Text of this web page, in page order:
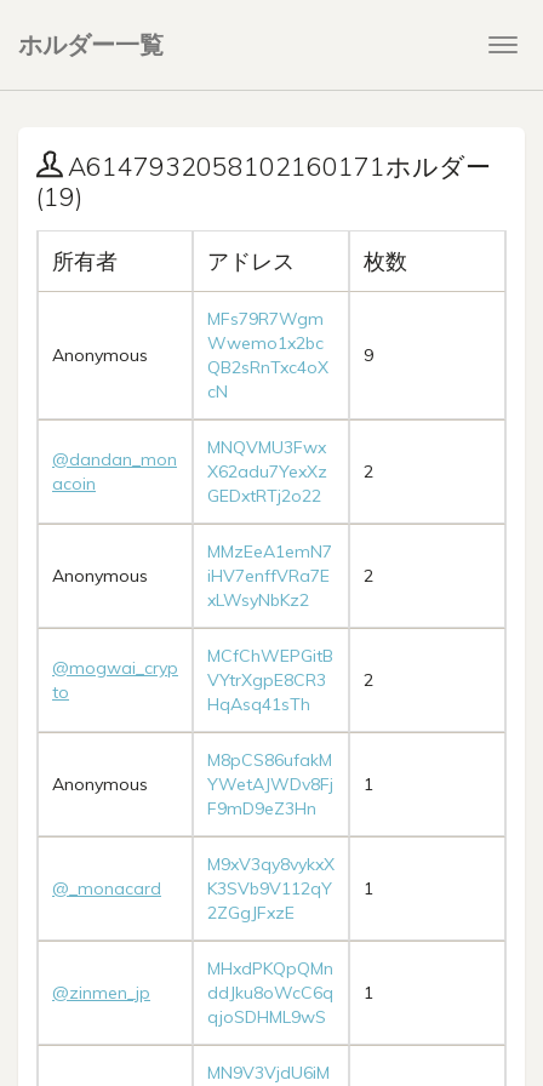
ホルダー一覧
A6147932058102160171ホルダー
(19)
所有者 アドレス 枚数
Anonymous
MFs79R7Wgm
Wwemo1x2bc
QB2sRnTxc4oX
cN
9
@dandan_mon
acoin
MNQVMU3Fwx
X62adu7YexXz
GEDxtRTj2o22
2
Anonymous
MMzEeA1emN7
iHV7enffVRa7E
xLWsyNbKz2
2
@mogwai_cryp
to
MCfChWEPGitB
VYtrXgpE8CR3
HqAsq41sTh
2
Anonymous
M8pCS86ufakM
YWetAJWDv8Fj
F9mD9eZ3Hn
1
@_monacard
M9xV3qy8vykxX
K3SVb9V112qY
2ZGgJFxzE
1
@zinmen_jp
MHxdPKQpQMn
ddJku8oWcC6q
qjoSDHML9wS
1
MN9V3VjdU6iM